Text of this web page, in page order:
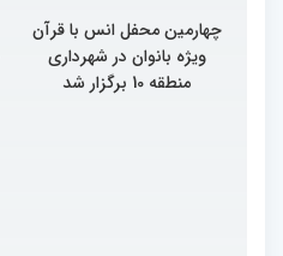
چهارمین محفل انس با قرآن
ویژه بانوان در شهرداری
منطقه 10 برگزار شد